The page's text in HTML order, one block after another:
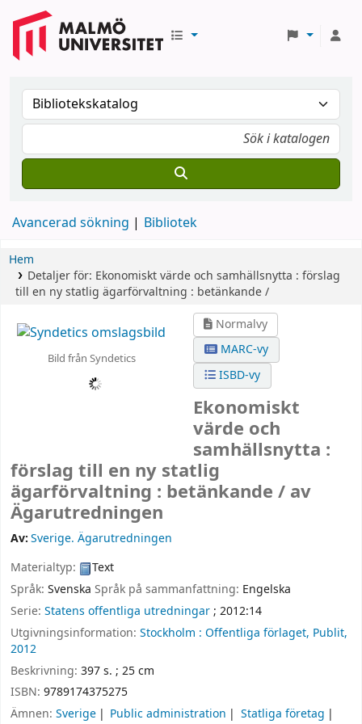
Avancerad sökning Bibliotek
Hem
Detaljer för: Ekonomiskt värde och samhällsnytta : förslag
till en ny statlig ägarförvaltning : betänkande /
Bild från Syndetics
Normalvy
MARC-vy
ISBD-vy
Ekonomiskt
värde och
samhällsnytta :
förslag till en ny statlig
ägarförvaltning : betänkande / av
Ägarutredningen
Av:Sverige. Ägarutredningen
Materialtyp:
Text
Språk: Svenska Språk på sammanfattning: Engelska
Serie: Statens offentliga utredningar; 2012:14
Utgivningsinformation: Stockholm : Offentliga förlaget, Publit,
2012
Beskrivning: 397 s. ; 25 cm
ISBN: 9789174375275
Ämnen: Sverige Public administration
Statliga företag